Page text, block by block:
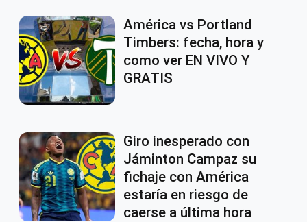
América vs Portland
Timbers: fecha, hora y
como ver EN VIVO Y
GRATIS
Giro inesperado con
Jáminton Campaz su
fichaje con América
estaría en riesgo de
caerse a última hora